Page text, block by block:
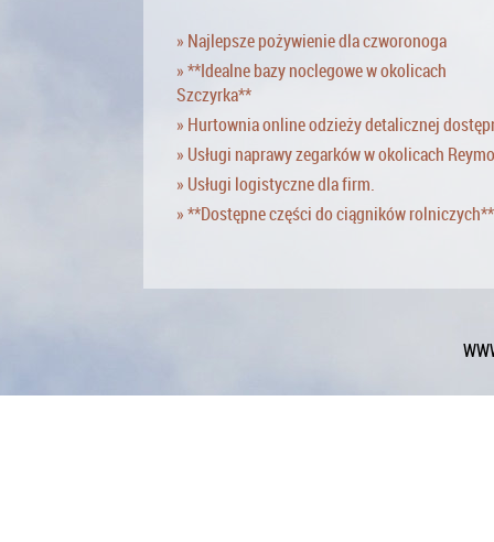
» Najlepsze pożywienie dla czworonoga
» **Idealne bazy noclegowe w okolicach
Szczyrka**
» Hurtownia online odzieży detalicznej
» Usługi naprawy zegarków w okolicach
» Usługi logistyczne dla firm.
» **Dostępne części do ciągników rolniczych**